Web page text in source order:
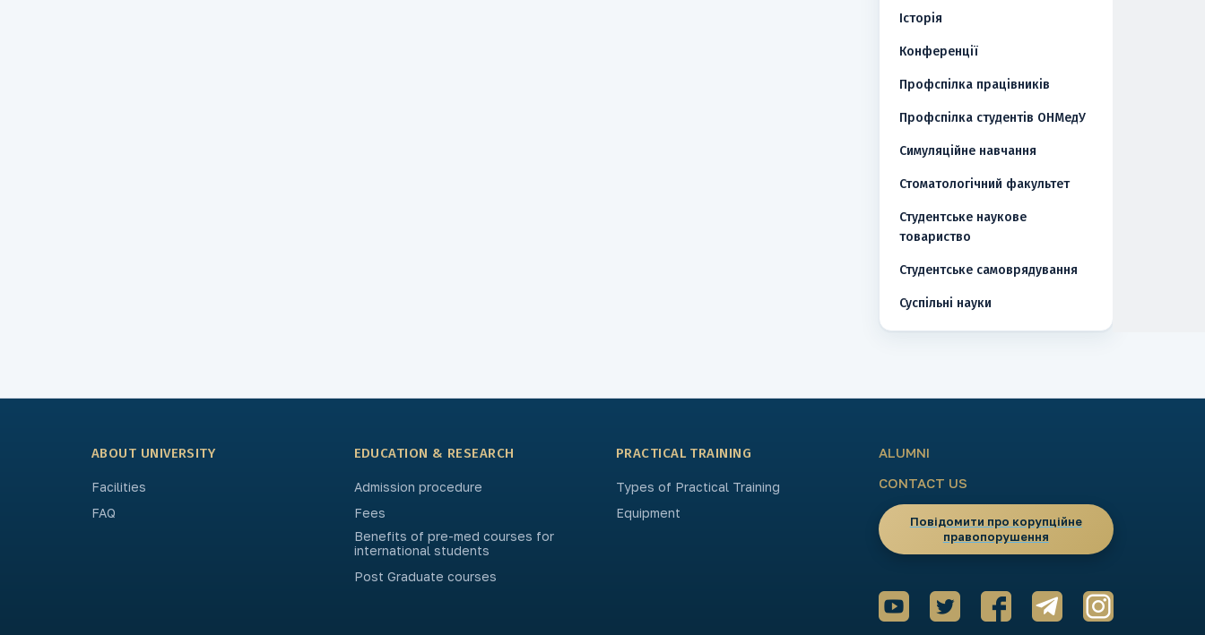
Історія
Конференції
Профспілка працівників
Профспілка студентів ОНМедУ
Симуляційне навчання
Стоматологічний факультет
Студентське наукове
товариство
Студентське самоврядування
Суспільні науки
ABOUT UNIVERSITY
Facilities
FAQ
EDUCATION & RESEARCH
Admission procedure
Fees
Benefits of pre-med courses for
international students
Post Graduate courses
PRACTICAL TRAINING
Types of Practical Training
Equipment
ALUMNI
CONTACT US
Повідомити про корупційне
правопорушення